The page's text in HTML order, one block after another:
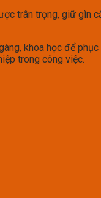
trân trọng, giữ gìn
khoa học để
trong công việc.